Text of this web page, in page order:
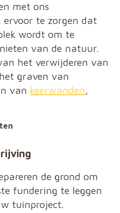
met ons
te zorgen dat
wordt om te
van de natuur.
het verwijderen van
graven van
van keerwanden,
de grond om
fundering te leggen
tuinproject.